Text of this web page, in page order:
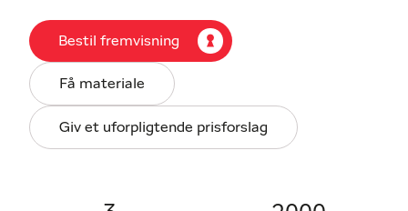
skaber en behagelig atmosfære. Dertil et dejligt
køkken med spiseplads, 2 gode værelser og et
badeværelse. Til lejligheden er desuden en privat,
vestvendt terrasse/have i gården – et sjældent
fund i bymidten, hvor man kan nyde solrige
eftermiddage i fredelige omgivelser. Til lejligheden
Bestil fremvisning
Få materiale
Giv et uforpligtende prisforslag